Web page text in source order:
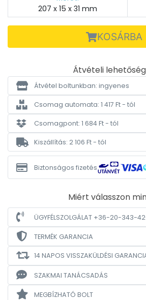
207 x 15 x 31 mm
KOSÁRBA
Átvételi
Átvétel boltunkban: ingyenes
Csomag automata: 1 417 Ft - tól
Csomagpont: 1 684 Ft - tól
Kiszállítás: 2 106 Ft - tól
Biztonságos fizetés
Miért válasszon
ÜGYFÉLSZOLGÁLAT +36-20-343-
TERMÉK GARANCIA
14 NAPOS VISSZAKÜLDÉSI
SZAKMAI TANÁCSADÁS
MEGBÍZHATÓ BOLT